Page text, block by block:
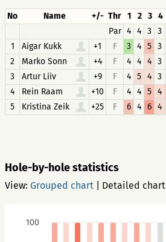
No Name +/- Thr 1 2 3 4
Par 4 4 3 3
1
Aigar Kukk +1 F 3 4 5 3
2
Marko Sonn +4 F 4 4 4 3
3
Artur Liiv +9 F 4 5 4 3
4
Rein Raam +10 F 4 4 5 4
5
Kristina Zeik +25 F 6 4 6 4
Hole-by-hole statistics
View: Grouped chart Detailed chart
100